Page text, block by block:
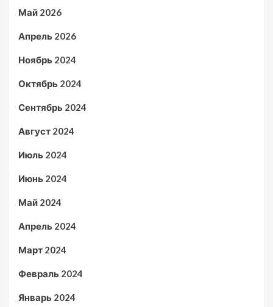
Май 2026
Апрель 2026
Ноябрь 2024
Октябрь 2024
Сентябрь 2024
Август 2024
Июль 2024
Июнь 2024
Май 2024
Апрель 2024
Март 2024
Февраль 2024
Январь 2024